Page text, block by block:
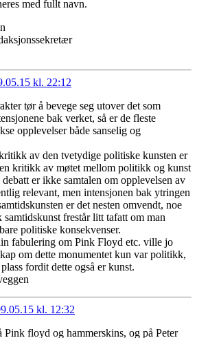
med fullt navn.
kl. 22:12
tør å bevege seg utover det som
bak verket, så er de fleste
opplevelser både sanselig og
av den tvetydige politiske kunsten er
kritikk av møtet mellom politikk og kunst
er ikke samtalen om opplevelsen av
relevant, men intensjonen bak ytringen
er det nesten omvendt, noe
frestår litt tafatt om man
politiske konsekvenser.
fabulering om Pink Floyd etc. ville jo
om dette monumentet kun var politikk,
fordit dette også er kunst.
kl. 12:32
Pink floyd og hammerskins, og på Peter